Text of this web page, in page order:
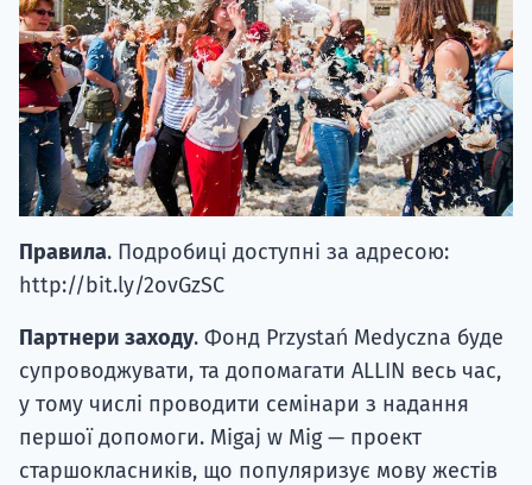
Правила. Подробиці доступні за адресою:
http://bit.ly/2ovGzSC
Партнери заходу. Фонд Przystań Medyczna буде
супроводжувати, та допомагати ALLIN весь час,
у тому числі проводити семінари з надання
першої допомоги. Migaj w Mig — проект
старшокласників, що популяризує мову жестів